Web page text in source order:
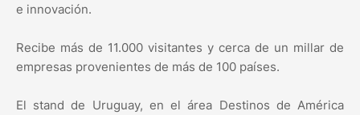
e innovación.
Recibe más de 11.000 visitantes y cerca de un millar de
empresas provenientes de más de 100 países.
El stand de Uruguay, en el área Destinos de América